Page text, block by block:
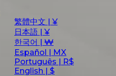
繁體中文 | ¥
日本語 | ¥
한국어 | ₩
Español | MX
Português | R$
English | $